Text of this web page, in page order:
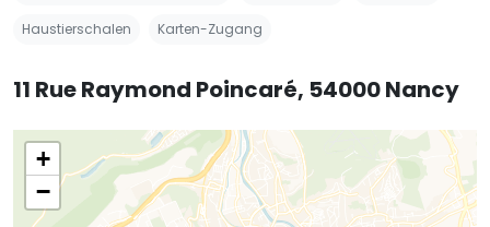
Haustierschalen Karten-Zugang
11 Rue Raymond Poincaré, 54000 Nancy
+
−